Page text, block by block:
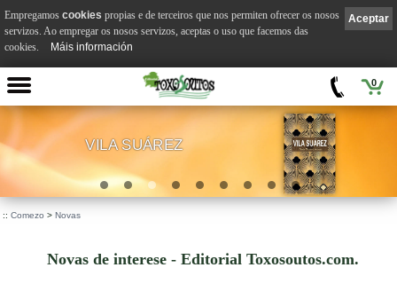
0
VILA SUÁREZ
:: Comezo > Novas
Novas de interese - Editorial Toxosoutos.com.
Aceptar
Empregamos cookies propias e de terceiros que nos permiten ofrecer os nosos
servizos. Ao empregar os nosos servizos, aceptas o uso que facemos das
cookies.
Máis información